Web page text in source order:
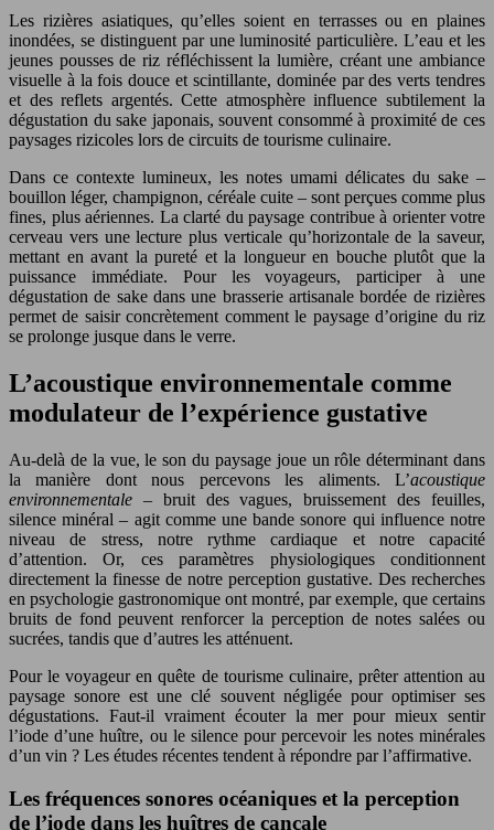
Les rizières asiatiques, qu’elles soient en terrasses ou en plaines
inondées, se distinguent par une luminosité particulière. L’eau et les
jeunes pousses de riz réfléchissent la lumière, créant une ambiance
visuelle à la fois douce et scintillante, dominée par des verts tendres
et des reflets argentés. Cette atmosphère influence subtilement la
dégustation du sake japonais, souvent consommé à proximité de ces
paysages rizicoles lors de circuits de tourisme culinaire.
Dans ce contexte lumineux, les notes umami délicates du sake –
bouillon léger, champignon, céréale cuite – sont perçues comme plus
fines, plus aériennes. La clarté du paysage contribue à orienter votre
cerveau vers une lecture plus verticale qu’horizontale de la saveur,
mettant en avant la pureté et la longueur en bouche plutôt que la
puissance immédiate. Pour les voyageurs, participer à une
dégustation de sake dans une brasserie artisanale bordée de rizières
permet de saisir concrètement comment le paysage d’origine du riz
se prolonge jusque dans le verre.
L’acoustique environnementale comme
modulateur de l’expérience gustative
Au-delà de la vue, le son du paysage joue un rôle déterminant dans
la manière dont nous percevons les aliments. L’acoustique
environnementale – bruit des vagues, bruissement des feuilles,
silence minéral – agit comme une bande sonore qui influence notre
niveau de stress, notre rythme cardiaque et notre capacité
d’attention. Or, ces paramètres physiologiques conditionnent
directement la finesse de notre perception gustative. Des recherches
en psychologie gastronomique ont montré, par exemple, que certains
bruits de fond peuvent renforcer la perception de notes salées ou
sucrées, tandis que d’autres les atténuent.
Pour le voyageur en quête de tourisme culinaire, prêter attention au
paysage sonore est une clé souvent négligée pour optimiser ses
dégustations. Faut-il vraiment écouter la mer pour mieux sentir
l’iode d’une huître, ou le silence pour percevoir les notes minérales
d’un vin ? Les études récentes tendent à répondre par l’affirmative.
Les fréquences sonores océaniques et la perception
de l’iode dans les huîtres de cancale